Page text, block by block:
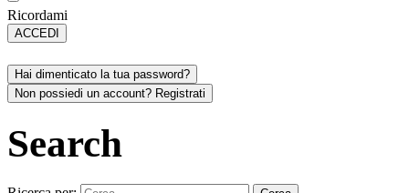
Ricordami
ACCEDI
Hai dimenticato la tua password?
Non possiedi un account? Registrati
Search